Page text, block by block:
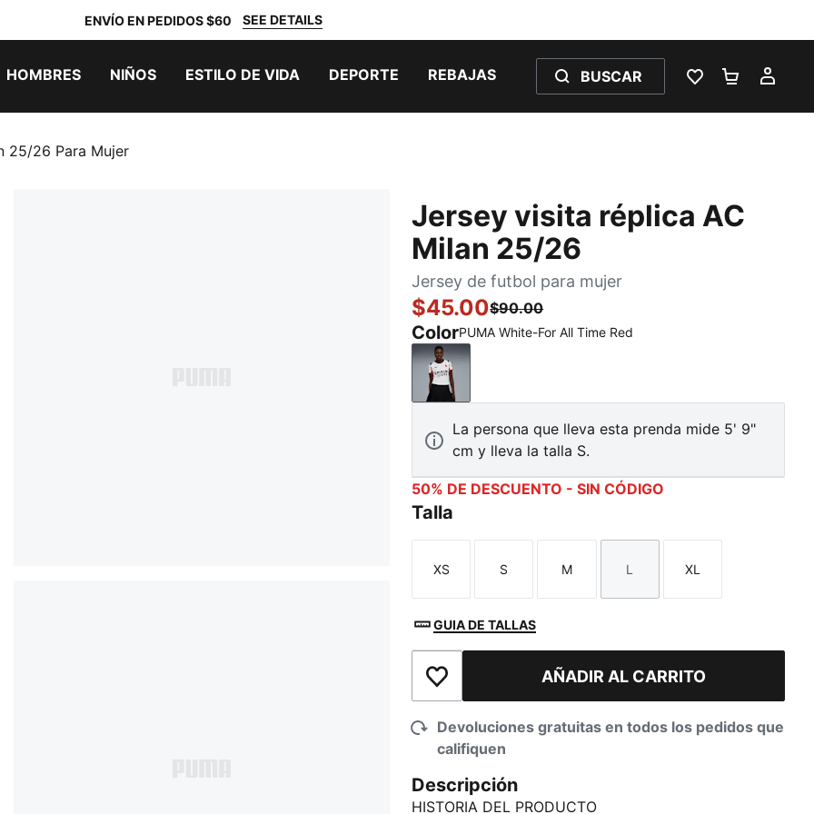
ENVÍO EN PEDIDOS $60 SEE DETAILS
HOMBRES NIÑOS ESTILO DE VIDA DEPORTE REBAJAS BUSCAR
LISTA DE
25/26 Para Mujer
Jersey visita réplica AC
Milan 25/26
Jersey de futbol para mujer
$45.00$90.00
ColorPUMA White-For All Time Red
PUMA White-For All Time Red
La persona que lleva esta prenda mide 5' 9"
cm y lleva la talla S.
50% DE DESCUENTO - SIN CÓDIGO
Talla
Talla
XS
Talla
S
Talla
M
Talla
L
Talla
XL
GUIA DE TALLAS
Añadir a la lista de deseosAÑADIR AL CARRITO
Devoluciones gratuitas en todos los pedidos que
califiquen
Descripción
HISTORIA DEL PRODUCTO